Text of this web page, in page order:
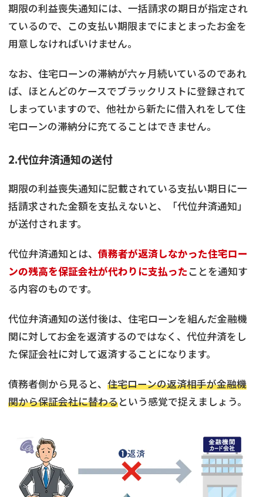
期限の利益喪失通知には、一括請求の期日が指定され
ているので、この支払い期限までにまとまったお金を
用意しなければいけません。
なお、住宅ローンの滞納が六ヶ月続いているのであれ
ば、ほとんどのケースでブラックリストに登録されて
しまっていますので、他社から新たに借入れをして住
宅ローンの滞納分に充てることはできません。
2.代位弁済通知の送付
期限の利益喪失通知に記載されている支払い期日に一
括請求された金額を支払えないと、「代位弁済通知」
が送付されます。
代位弁済通知とは、 債務者が返済しなかった住宅ロー
ンの残高を保証会社が代わりに支払った ことを通知す
る内容のものです。
代位弁済通知の送付後は、住宅ローンを組んだ金融機
関に対してお金を返済するのではなく、代位弁済をし
た保証会社に対して返済することになります。
債務者側から見ると、 住宅ローンの返済相手が金融機
関から保証会社に替わるという感覚で捉えましょう。